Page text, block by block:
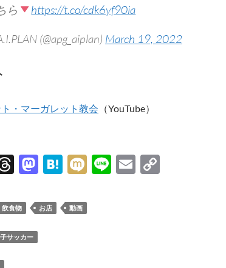
ら
https://t.co/cdk6yf90ia
(@apg_aiplan) March 19, 2022
・マーガレット教会 （YouTube）
T
e
ds
M
to
H
e
M Li
E
飲食物 お店 動画
サッカー